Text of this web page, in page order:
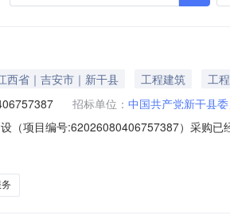
西省｜吉安市｜新干县 工程建筑
工程
招标单位： 中国共产党新干县
（项目编号:62026080406757387）采购
党新干县委员会政法委员会采购单位地址